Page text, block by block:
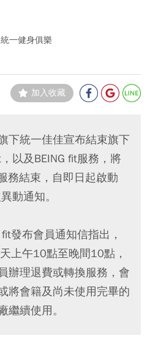
一健身俱樂
加入收藏
下統一佳佳宣布結束旗下
以及BEING fit服務，將
務結束，自即日起啟動
動通知。
發布會員通知信指出，
上午10點至晚間10點，
辦理退費或轉換服務，會
將會籍及尚未使用完畢的
繼續使用。